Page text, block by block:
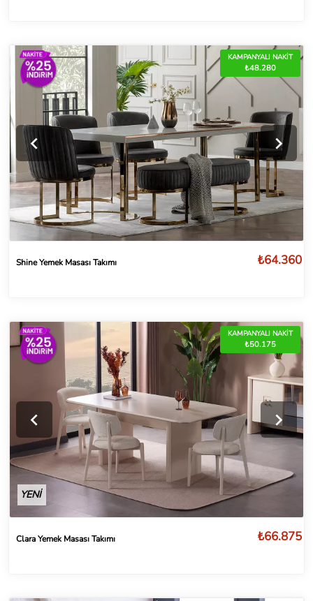
KAMPANYALI NAKİT
₺48.280
Shine Yemek Masası Takımı ₺64.360
KAMPANYALI NAKİT
₺50.175
YENİ
Clara Yemek Masası Takımı ₺66.875